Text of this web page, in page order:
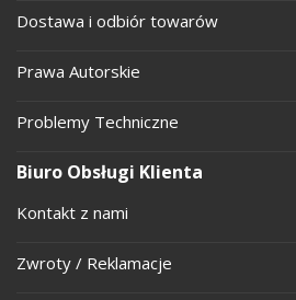
Dostawa i odbiór towarów
Prawa Autorskie
Problemy Techniczne
Biuro Obsługi Klienta
Kontakt z nami
Zwroty / Reklamacje